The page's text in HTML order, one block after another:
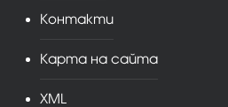
Контакти
Карта на сайта
XML